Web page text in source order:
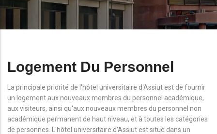
Logement Du Personnel
La principale priorité de l'hôtel universitaire d'Assiut est de fournir
un logement aux nouveaux membres du personnel académique,
aux visiteurs, ainsi qu'aux nouveaux membres du personnel non
académique permanent de haut niveau, et à toutes les catégories
de personnes. L'hôtel universitaire d'Assiut est situé dans un